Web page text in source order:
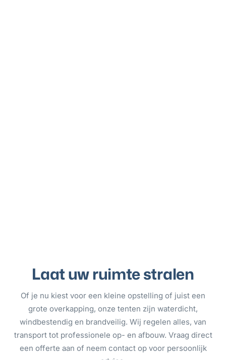
Laat uw ruimte stralen
Of je nu kiest voor een kleine opstelling of juist een
grote overkapping, onze tenten zijn waterdicht,
windbestendig en brandveilig. Wij regelen alles, van
transport tot professionele op- en afbouw. Vraag direct
een offerte aan of neem contact op voor persoonlijk